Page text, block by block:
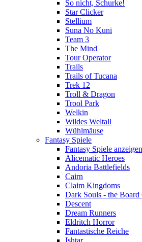
So nicht, Schurke!
Star Clicker
Stellium
Suna No Kuni
Team 3
The Mind
Tour Operator
Trails
Trails of Tucana
Trek 12
Troll & Dragon
Trool Park
Welkin
Wildes Weltall
Wühlmäuse
Fantasy Spiele
Fantasy Spiele anzeigen
Alicematic Heroes
Andoria Battlefields
Cairn
Claim Kingdoms
Dark Souls - the Board
Descent
Dream Runners
Eldritch Horror
Fantastische Reiche
Ishtar